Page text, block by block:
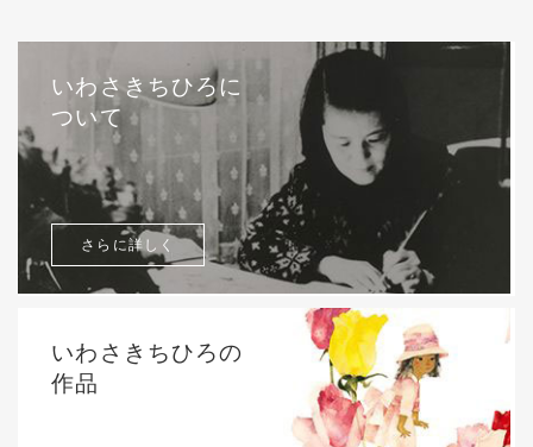
いわさきちひろに
ついて
さらに詳しく
いわさきちひろの
作品